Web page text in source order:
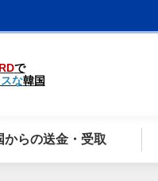
で
な韓国
からの送金・受取